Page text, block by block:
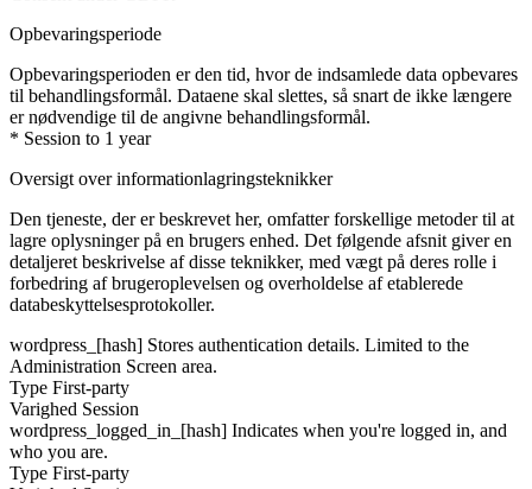
Opbevaringsperiode
Opbevaringsperioden er den tid, hvor de indsamlede data opbevares
til behandlingsformål. Dataene skal slettes, så snart de ikke længere
er nødvendige til de angivne behandlingsformål.
* Session to 1 year
Oversigt over informationlagringsteknikker
Den tjeneste, der er beskrevet her, omfatter forskellige metoder til at
lagre oplysninger på en brugers enhed. Det følgende afsnit giver en
detaljeret beskrivelse af disse teknikker, med vægt på deres rolle i
forbedring af brugeroplevelsen og overholdelse af etablerede
databeskyttelsesprotokoller.
wordpress_[hash] Stores authentication details. Limited to the
Administration Screen area.
Type First-party
Varighed Session
wordpress_logged_in_[hash] Indicates when you're logged in, and
who you are.
Type First-party